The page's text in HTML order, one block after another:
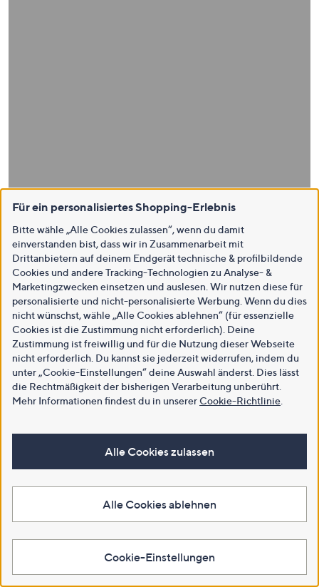
Für ein personalisiertes Shopping-Erlebnis
Bitte wähle „Alle Cookies zulassen“, wenn du damit
einverstanden bist, dass wir in Zusammenarbeit mit
Drittanbietern auf deinem Endgerät technische & profilbildende
Cookies und andere Tracking-Technologien zu Analyse- &
Marketingzwecken einsetzen und auslesen. Wir nutzen diese für
personalisierte und nicht-personalisierte Werbung. Wenn du dies
nicht wünschst, wähle „Alle Cookies ablehnen“ (für essenzielle
Cookies ist die Zustimmung nicht erforderlich). Deine
Zustimmung ist freiwillig und für die Nutzung dieser Webseite
nicht erforderlich. Du kannst sie jederzeit widerrufen, indem du
unter „Cookie-Einstellungen“ deine Auswahl änderst. Dies lässt
die Rechtmäßigkeit der bisherigen Verarbeitung unberührt.
Mehr Informationen findest du in unsererCookie-Richtlinie
Alle Cookies zulassen
Alle Cookies ablehnen
Cookie-Einstellungen